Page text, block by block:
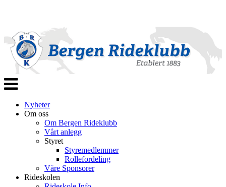
Veksle
navigasjon
Nyheter
Om oss
Om Bergen Rideklubb
Vårt anlegg
Styret
Styremedlemmer
Rollefordeling
Våre Sponsorer
Rideskolen